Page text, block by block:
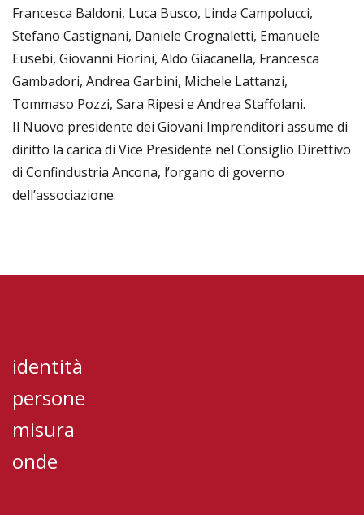
Francesca Baldoni, Luca Busco, Linda Campolucci,
Stefano Castignani, Daniele Crognaletti, Emanuele
Eusebi, Giovanni Fiorini, Aldo Giacanella, Francesca
Gambadori, Andrea Garbini, Michele Lattanzi,
Tommaso Pozzi, Sara Ripesi e Andrea Staffolani.
Il Nuovo presidente dei Giovani Imprenditori assume di
diritto la carica di Vice Presidente nel Consiglio Direttivo
di Confindustria Ancona, l’organo di governo
dell’associazione.
identità
persone
misura
onde